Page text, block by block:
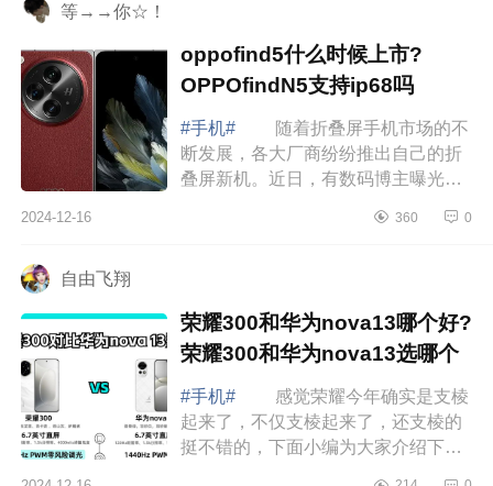
等→→你☆！
oppofind5什么时候上市?
OPPOfindN5支持ip68吗
#手机#
随着折叠屏手机市场的不
断发展，各大厂商纷纷推出自己的折
叠屏新机。近日，有数码博主曝光了
是“明年上半年最强折叠。”下面小编为
2024-12-16 360 0
自由飞翔
荣耀300和华为nova13哪个好?
荣耀300和华为nova13选哪个
#手机#
感觉荣耀今年确实是支棱
起来了，不仅支棱起来了，还支棱的
挺不错的，下面小编为大家介绍下荣